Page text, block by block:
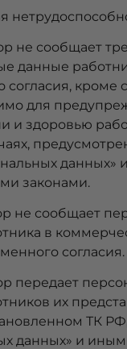
не сообщает
данные
кроме
для
и здоровью
данных»
законами.
не сообщает
в
согласия.
передает
их
ТК
данных» и